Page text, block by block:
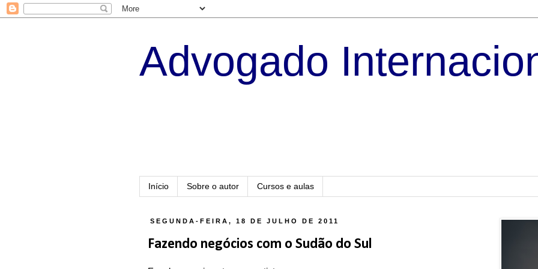
Advogado
Início Sobre o autor Cursos e aulas
SEGUNDA-FEIRA, 18 DE JULHO DE 2011
Fazendo negócios com o Sudão do Sul